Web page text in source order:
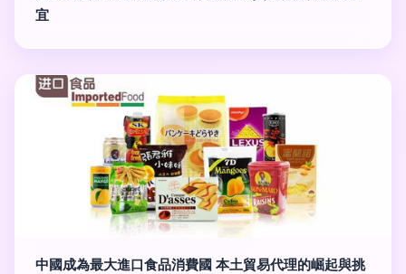
宜
中國成為最大進口食品消費國 本土貿易代理的崛起與挑